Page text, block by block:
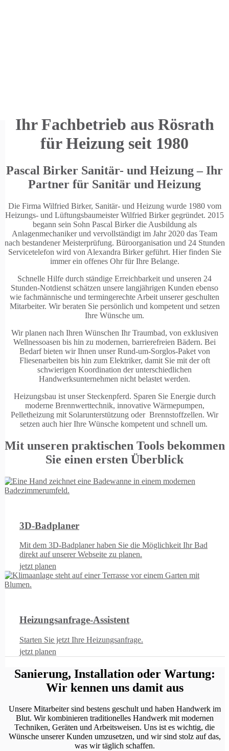
Ihr Fachbetrieb aus Rösrath
für Heizung seit 1980
Pascal Birker Sanitär- und Heizung – Ihr
Partner für Sanitär und Heizung
Die Firma Wilfried Birker, Sanitär- und Heizung wurde 1980 vom
Heizungs- und Lüftungsbaumeister Wilfried Birker gegründet. 2015
begann sein Sohn Pascal Birker die Ausbildung als
Anlagenmechaniker und vervollständigt im Jahr 2020 das Team
nach bestandener Meisterprüfung. Büroorganisation und 24 Stunden
Servicetelefon wird von Alexandra Birker geführt. Hier finden Sie
immer ein offenes Ohr für Ihre Belange.
Schnelle Hilfe durch ständige Erreichbarkeit und unseren 24
Stunden-Notdienst schätzen unsere langjährigen Kunden ebenso
wie fachmännische und termingerechte Arbeit unserer geschulten
Mitarbeiter. Wir beraten Sie persönlich und kompetent und setzen
Ihre Wünsche um.
Wir planen nach Ihren Wünschen Ihr Traumbad, von exklusiven
Wellnessoasen bis hin zu modernen, barrierefreien Bädern. Bei
Bedarf bieten wir Ihnen unser Rund-um-Sorglos-Paket von
Fliesenarbeiten bis hin zum Elektriker, damit Sie mit der oft
schwierigen Koordination der unterschiedlichen
Handwerksunternehmen nicht belastet werden.
Heizungsbau ist unser Steckenpferd. Sparen Sie Energie durch
moderne Brennwerttechnik, innovative Wärmepumpen,
Pelletheizung mit Solarunterstützung oder Brennstoffzellen. Wir
setzen auch hier Ihre Wünsche kompetent und schnell um.
Mit unseren praktischen Tools bekommen
Sie einen ersten Überblick
3D-Badplaner
Mit dem 3D-Badplaner haben Sie die Möglichkeit Ihr Bad
direkt auf unserer Webseite zu planen.
jetzt planen
Heizungsanfrage-Assistent
Starten Sie jetzt Ihre Heizungsanfrage.
jetzt planen
Sanierung, Installation oder Wartung:
Wir kennen uns damit aus
Unsere Mitarbeiter sind bestens geschult und haben Handwerk im
Blut. Wir kombinieren traditionelles Handwerk mit modernen
Techniken, Geräten und Arbeitsweisen. Uns ist es wichtig, die
Wünsche unserer Kunden umzusetzen, und wir sind stolz auf das,
was wir täglich schaffen.